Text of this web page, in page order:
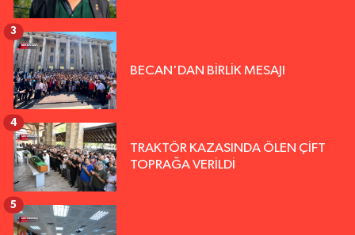
BECAN'DAN BİRLİK MESAJI
3
TRAKTÖR KAZASINDA ÖLEN ÇİFT
TOPRAĞA VERİLDİ
4
5